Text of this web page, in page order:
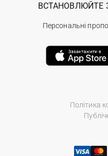
Політика
ВСТАНОВЛЮЙТЕ
Персональні